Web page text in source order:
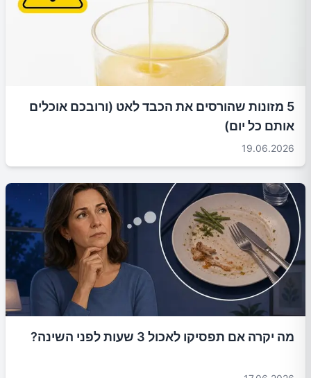
5 מזונות שהורסים את הכבד לאט (ורובכם אוכלים
אותם כל יום)
19.06.2026
מה יקרה אם תפסיקו לאכול 3 שעות לפני השינה?